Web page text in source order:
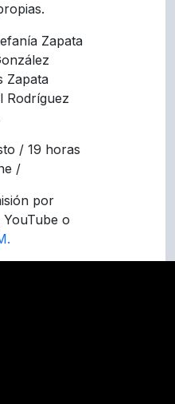
Zapata
Zapata
Rodríguez
/ 19 horas
/
por
o